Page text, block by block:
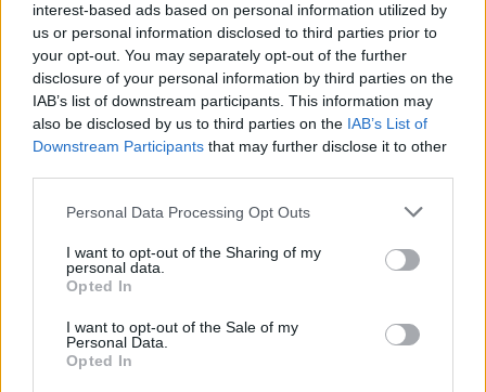
interest-based ads based on personal information utilized by
us or personal information disclosed to third parties prior to
your opt-out. You may separately opt-out of the further
disclosure of your personal information by third parties on the
IAB’s list of downstream participants. This information may
also be disclosed by us to third parties on the IAB’s List of
Downstream Participants that may further disclose it to other
Please note that this website/app uses one or more Google
not limited to your visit or usage behaviour. You may click to
grant or deny consent to Google and its third-party tags to
use your data for below specified purposes in below Google
consent section.
Personal Data Processing Opt Outs
I want to opt-out of the Sharing of my
personal data.
Opted In
I want to opt-out of the Sale of my
Personal Data.
Opted In